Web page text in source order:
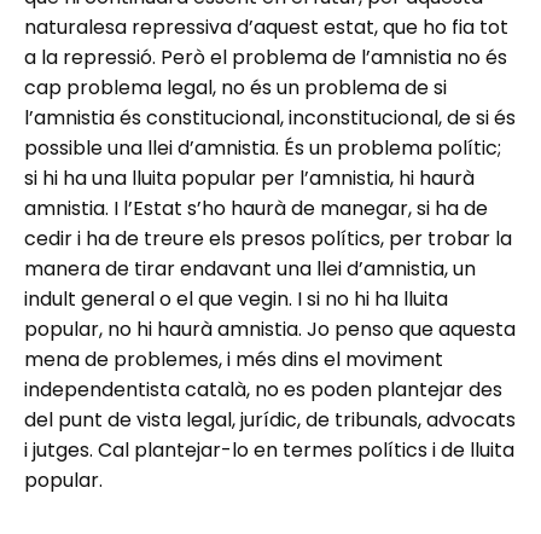
naturalesa repressiva d’aquest estat, que ho fia tot
a la repressió. Però el problema de l’amnistia no és
cap problema legal, no és un problema de si
l’amnistia és constitucional, inconstitucional, de si és
possible una llei d’amnistia. És un problema polític;
si hi ha una lluita popular per l’amnistia, hi haurà
amnistia. I l’Estat s’ho haurà de manegar, si ha de
cedir i ha de treure els presos polítics, per trobar la
manera de tirar endavant una llei d’amnistia, un
indult general o el que vegin. I si no hi ha lluita
popular, no hi haurà amnistia. Jo penso que aquesta
mena de problemes, i més dins el moviment
independentista català, no es poden plantejar des
del punt de vista legal, jurídic, de tribunals, advocats
i jutges. Cal plantejar-lo en termes polítics i de lluita
popular.